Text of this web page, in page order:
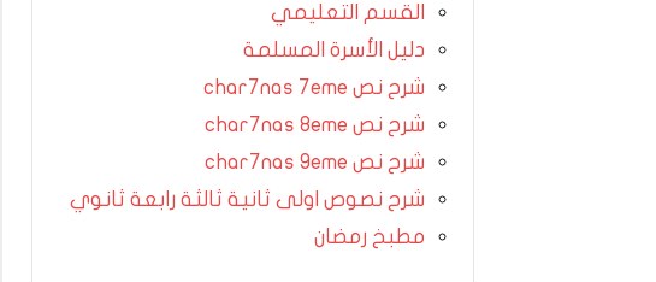
القسم التعليمي
دليل الأسرة المسلمة
شرح نص char7nas 7eme
شرح نص char7nas 8eme
شرح نص char7nas 9eme
شرح نصوص اولى ثانية ثالثة رابعة ثانوي
مطبخ رمضان